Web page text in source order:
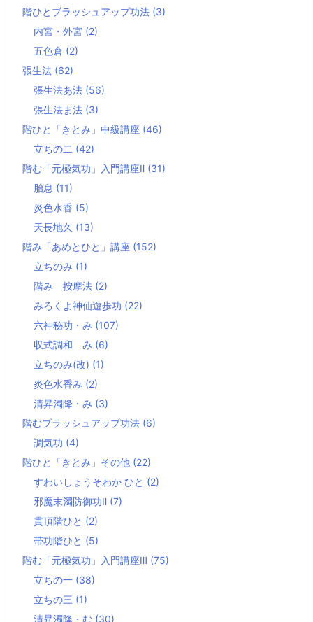
階ひとブラッシュアップ功法 (3)
内宮・外宮 (2)
五色倉 (2)
張生法 (62)
張生法あ法 (56)
張生法ま法 (3)
階ひと「きとみ」中級講座 (46)
立ちの二 (42)
階む「元極気功」入門講座Ⅱ (31)
胎息 (11)
炎色水香 (5)
天長地久 (13)
階み「あめとひと」講座 (152)
立ちのみ (1)
階み 按摩法 (2)
みろくよ神仙遊歩功 (22)
六神秘功・み (107)
収式調和 み (6)
立ちのみ(改) (1)
炎色水香み (2)
清昇濁降・み (3)
階むブラッシュアップ功法 (6)
調気功 (4)
階ひと「きとみ」その他 (22)
すわいしょうそわか ひと (2)
邪魔末濁防御功Ⅱ (7)
貫頂階ひと (2)
帯功階ひと (5)
階む「元極気功」入門講座Ⅲ (75)
立ちの一 (38)
立ちの三 (1)
清昇濁降・む (30)